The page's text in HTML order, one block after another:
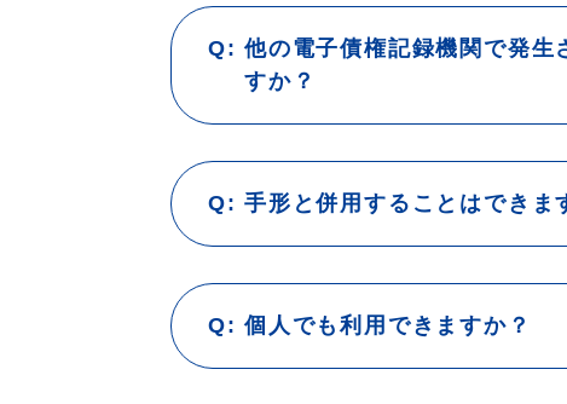
他の電子債権記録機関で発生
すか？
ＳＭＢＣ電子債権記録株式会社
みずほ電子債権記録株式会社
手形と併用することはできま
個人でも利用できますか？